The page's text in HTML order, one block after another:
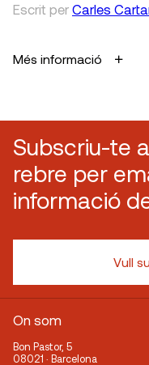
Escrit per Carles
Més informació
Subscriu-te
rebre per
informació
Vull
On som
Bon Pastor, 5
08021 · Barcelona